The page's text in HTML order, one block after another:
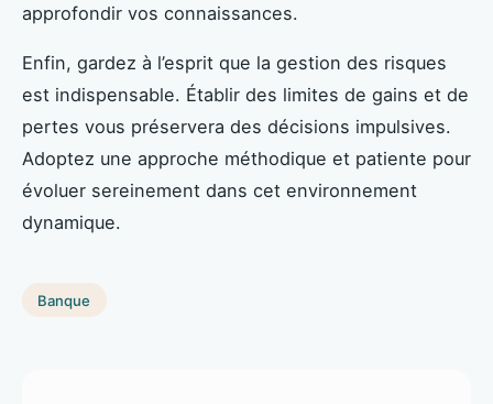
approfondir vos connaissances.
Enfin, gardez à l’esprit que la gestion des risques
est indispensable. Établir des limites de gains et de
pertes vous préservera des décisions impulsives.
Adoptez une approche méthodique et patiente pour
évoluer sereinement dans cet environnement
dynamique.
Banque